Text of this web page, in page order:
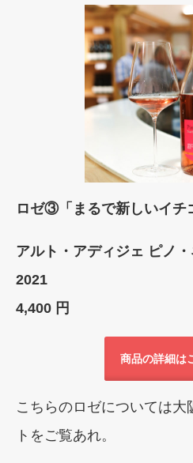
ロゼ③「まるで新しいイチ
アルト・アディジェ ピノ
2021
4,400 円
商品の詳細は
こちらのロゼについては大
トをご覧あれ。